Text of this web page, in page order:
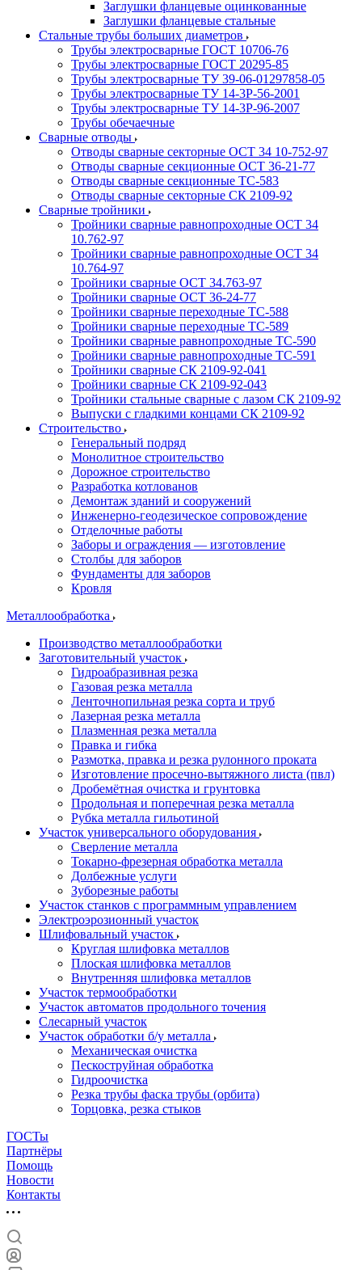
Заглушки фланцевые оцинкованные
Заглушки фланцевые стальные
Стальные трубы больших диаметров
Трубы электросварные ГОСТ 10706-76
Трубы электросварные ГОСТ 20295-85
Трубы электросварные ТУ 39-06-01297858-05
Трубы электросварные ТУ 14-3Р-56-2001
Трубы электросварные ТУ 14-3Р-96-2007
Трубы обечаечные
Сварные отводы
Отводы сварные секторные ОСТ 34 10-752-97
Отводы сварные секционные ОСТ 36-21-77
Отводы сварные секционные ТС-583
Отводы сварные секторные СК 2109-92
Сварные тройники
Тройники сварные равнопроходные ОСТ 34
10.762-97
Тройники сварные равнопроходные ОСТ 34
10.764-97
Тройники сварные ОСТ 34.763-97
Тройники сварные ОСТ 36-24-77
Тройники сварные переходные ТС-588
Тройники сварные переходные ТС-589
Тройники сварные равнопроходные ТС-590
Тройники сварные равнопроходные ТС-591
Тройники сварные СК 2109-92-041
Тройники сварные СК 2109-92-043
Тройники стальные сварные с лазом СК 2109-92
Выпуски с гладкими концами СК 2109-92
Строительство
Генеральный подряд
Монолитное строительство
Дорожное строительство
Разработка котлованов
Демонтаж зданий и сооружений
Инженерно-геодезическое сопровождение
Отделочные работы
Заборы и ограждения — изготовление
Столбы для заборов
Фундаменты для заборов
Кровля
Металлообработка
Производство металлообработки
Заготовительный участок
Гидроабразивная резка
Газовая резка металла
Ленточнопильная резка сорта и труб
Лазерная резка металла
Плазменная резка металла
Правка и гибка
Размотка, правка и резка рулонного проката
Изготовление просечно-вытяжного листа (пвл)
Дробемётная очистка и грунтовка
Продольная и поперечная резка металла
Рубка металла гильотиной
Участок универсального оборудования
Сверление металла
Токарно-фрезерная обработка металла
Долбежные услуги
Зуборезные работы
Участок станков с программным управлением
Электроэрозионный участок
Шлифовальный участок
Круглая шлифовка металлов
Плоская шлифовка металлов
Внутренняя шлифовка металлов
Участок термообработки
Участок автоматов продольного точения
Слесарный участок
Участок обработки б/у металла
Механическая очистка
Пескоструйная обработка
Гидроочистка
Резка трубы фаска трубы (орбита)
Торцовка, резка стыков
ГОСТы
Партнёры
Помощь
Новости
Контакты